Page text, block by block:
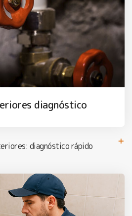
diagnóstico
diagnóstico rápido